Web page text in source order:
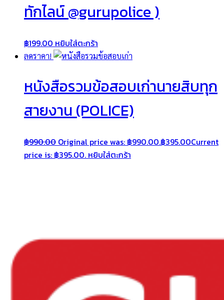
ทักไลน์ @gurupolice )
฿199.00 หยิบใส่ตะกร้า
ลดราคา!
หนังสือรวมข้อสอบเก่านายสิบทุก
สายงาน (POLICE)
฿990.00 Original price was: ฿990.00.฿395.00Current
price is: ฿395.00. หยิบใส่ตะกร้า